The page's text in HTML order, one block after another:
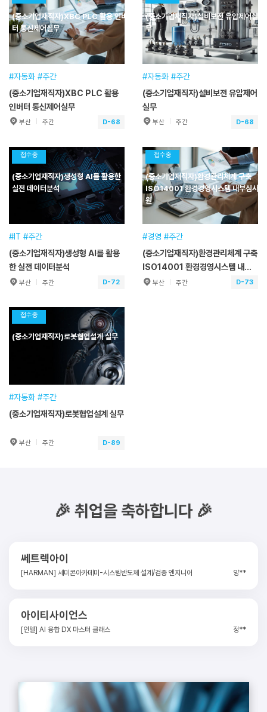
훈련기간
2026.10.14~2026.10.14
교육일정
7시간(1일) [주간]
교육시간
09:00~17:00
교육장소
녹산교육훈련센터
접수기간
수강신청
훈련기간
2026.10.15~2026.10.15
교육일정
8시간(1일) [주간]
교육시간
09:00~18:00
교육장소
녹산교육훈련센터
접수기간
2026.01.30~2026.10.15
수강신청
(중소기업재직자)XBC PLC 활용 인버
터 통신제어실무
#자동화 #주간
(중소기업재직자)XBC PLC 활용
인버터 통신제어실무
부산 주간 D-68
용 인버터 통신제어실무
2026.10.17~2026.10.18
교육일정
12시간(2일) [주간]
09:00~16:00
본원
2026.01.30~2026.10.17
수강신청
(중소기업재직자)설비보전 유압제어실
무
#자동화 #주간
(중소기업재직자)설비보전 유압제어
실무
부산 주간 D-68
제어실무
훈련기간
2026.10.17~2026.10.18
교육일정
16시간(2일) [주간]
교육시간
09:00~18:00
교육장소
본원
접수기간
수강신청
접수중
(중소기업재직자)생성형 AI를 활용한
실전 데이터분석
#IT #주간
(중소기업재직자)생성형 AI를 활용
한 실전 데이터분석
부산 주간 D-72
용한 실전 데이터분석
2026.10.21~2026.10.21
7시간(1일) [주간]
09:00~17:00
본원
2026.01.30~2026.10.21
수강신청
접수중
(중소기업재직자)환경관리체계 구축
ISO14001 환경경영시스템 내부심사
원
#경영 #주간
(중소기업재직자)환경관리체계 구축
ISO14001 환경경영시스템 내부
심사원
부산 주간 D-73
접수중
(중소기업재직자)로봇협업설계 실무
#자동화 #주간
(중소기업재직자)로봇협업설계 실무
부산 주간 D-89
12시간(2일) [주간]
09:00~16:00
수강신청
🎉 취업을 축하합니다 🎉
뉴파워프라즈마
싸이맥스
쎄트렉아이
[HARMAN] 세미콘아카데미-시스템반도체 설계/검증 엔지니어 양**
아이티사이언스
AI 시스템반도체 설계(2기)
한국오피스컴퓨터
선익시스템
쎄믹스
아이티사이언스
[인텔] AI 융합 DX 마스터 클래스 정**
조**